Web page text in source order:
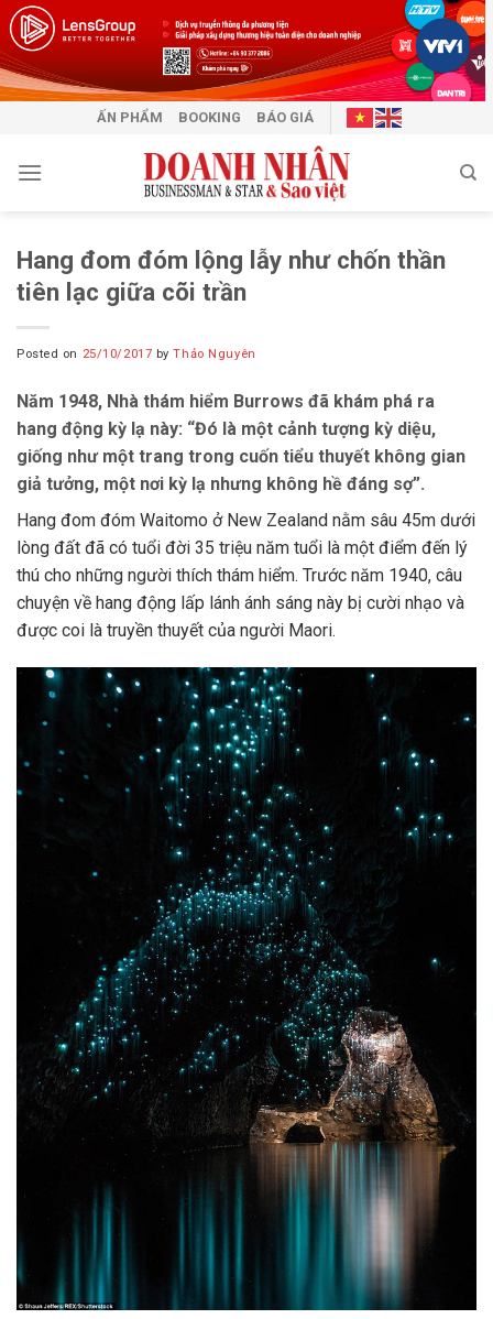
Skip
to
content
ẤN PHẨM BOOKING BÁO GIÁ
Hang đom đóm lộng lẫy như chốn thần
tiên lạc giữa cõi trần
Posted on 25/10/2017 byThảo Nguyên
Năm 1948, Nhà thám hiểm Burrows đã khám phá ra
hang động kỳ lạ này: “Đó là một cảnh tượng kỳ diệu,
giống như một trang trong cuốn tiểu thuyết không gian
giả tưởng, một nơi kỳ lạ nhưng không hề đáng sợ”.
Hang đom đóm Waitomo ở New Zealand nằm sâu 45m dưới
lòng đất đã có tuổi đời 35 triệu năm tuổi là một điểm đến lý
thú cho những người thích thám hiểm. Trước năm 1940, câu
chuyện về hang động lấp lánh ánh sáng này bị cười nhạo và
được coi là truyền thuyết của người Maori.